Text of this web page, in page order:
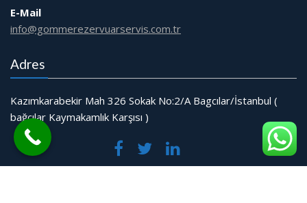
E-Mail
info@gommerezervuarservis.com.tr
Adres
Kazımkarabekir Mah 326 Sokak No:2/A Bagcılar/İstanbul (
bağcılar Kaymakamlık Karşısı )